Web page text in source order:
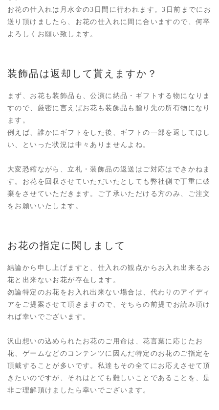
お花の仕入れは月水金の3日間に行われます。3日前までにお
送り頂けましたら、お花の仕入れに間に合いますので、何卒
よろしくお願い致します。
装飾品は返却して貰えますか？
まず、お花も装飾品も、公演に納品・ギフトする物になりま
すので、厳密に言えばお花も装飾品も贈り先の所有物になり
ます。
例えば、誰かにギフトをした後、ギフトの一部を返してほし
い、といった状況は中々ありませんよね。
大変恐縮ながら、立札・装飾品の返送はご対応はできかねま
す。お花を回収させていただいたとしても弊社側で丁重に破
棄をさせていただきます。ご了承いただける方のみ、ご注文
をお願いいたします。
お花の指定に関しまして
結論から申し上げますと、仕入れの観点からお入れ出来るお
花と出来ないお花が存在します。
勿論特定のお花をお入れ出来ない場合は、代わりのアイディ
アをご提案させて頂きますので、そちらの前提でお読み頂け
れば幸いでございます。
沢山想いの込められたお花のご用命は、花言葉に応じたお
花、ゲームなどのコンテンツに因んだ特定のお花のご指定を
頂戴することが多いです。私達もその全てにお応えさせて頂
きたいのですが、それはとても難しいことであることを、是
非ご理解頂けましたら幸いでございます。